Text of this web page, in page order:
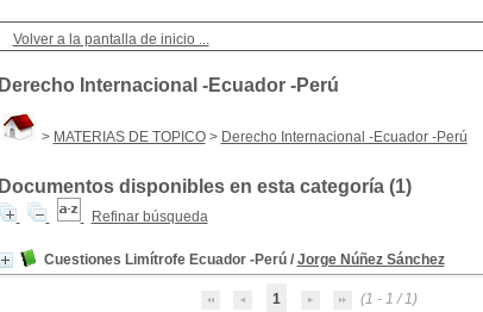
Volver a la pantalla de inicio ...
Derecho Internacional -Ecuador -Perú
> MATERIAS DE TOPICO> Derecho Internacional -Ecuador -Perú
Documentos disponibles en esta categoría (1)
Refinar búsqueda
Cuestiones Limítrofe Ecuador -Perú/ Jorge Núñez Sánchez
1 (1 - 1 / 1)